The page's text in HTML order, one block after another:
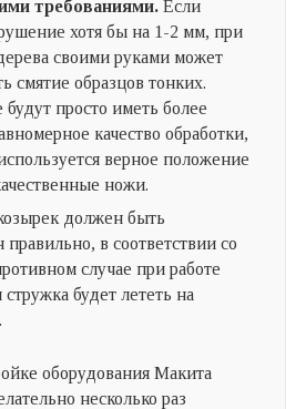
требованиями.Если
хотя бы на 1-2 мм, при
своими руками может
смятие образцов тонких.
просто иметь более
качество обработки,
верное положение
ножи.
должен быть
правильно, в соответствии со
случае при работе
стружка будет лететь на
оборудования Макита
несколько раз